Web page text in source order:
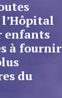
enfants
à fournir
du